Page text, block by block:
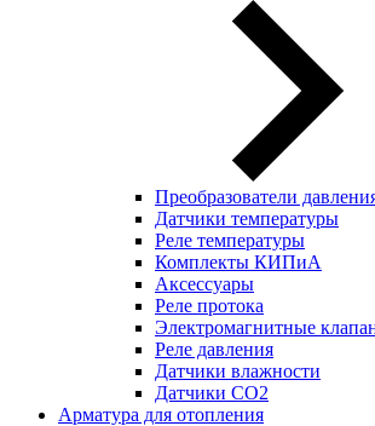
Преобразователи
Датчики температуры
Реле температуры
Комплекты КИПиА
Аксессуары
Реле протока
Электромагнитные
Реле давления
Датчики влажности
Датчики CO2
Арматура для отопления